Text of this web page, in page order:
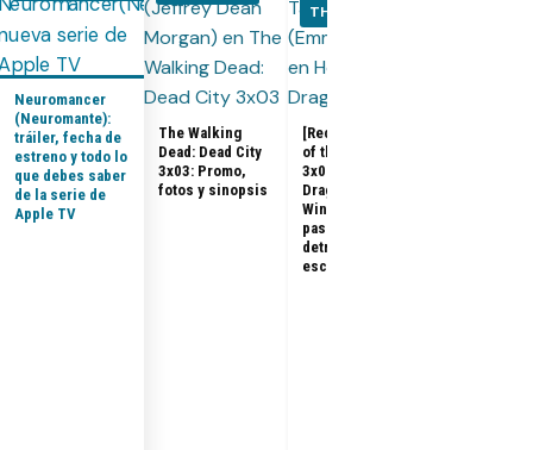
Neuromancer
(Neuromante):
tráiler, fecha de
estreno y todo lo
que debes saber
de la serie de
Apple TV
The Walking
Dead: Dead City
3x03: Promo,
fotos y sinopsis
THE DRAGON
[Recap] House
of the Dragon
3x07 «The
Dragon in
Winter»: qué
pasó, análisis y
detrás de
escena